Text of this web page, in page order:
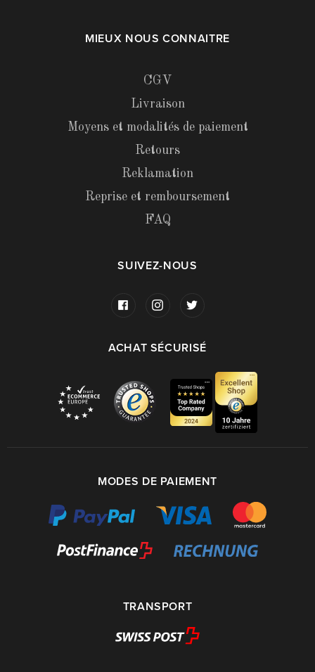
MIEUX NOUS CONNAITRE
CGV
Livraison
Moyens et modalités de paiement
Retours
Reklamation
Reprise et remboursement
FAQ
SUIVEZ-NOUS
ACHAT SÉCURISÉ
MODES DE PAIEMENT
TRANSPORT